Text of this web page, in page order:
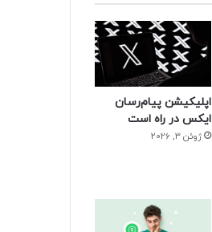
اپلیکیشن پیام‌رسان
ایکس در راه است
ژوئن 3, 2026